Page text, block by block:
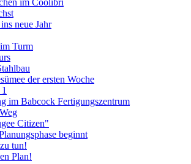
im Coolibri
neue Jahr
Turm
der ersten Woche
im Babcock Fertigungszentrum
Citizen"
beginnt
tun!
Plan!